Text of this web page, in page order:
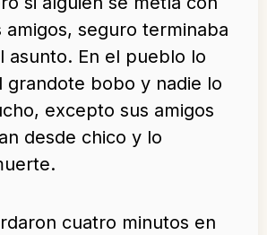
amigos, seguro terminaba
asunto. En el pueblo lo
grandote bobo y nadie lo
excepto sus amigos
desde chico y lo
cuatro minutos en